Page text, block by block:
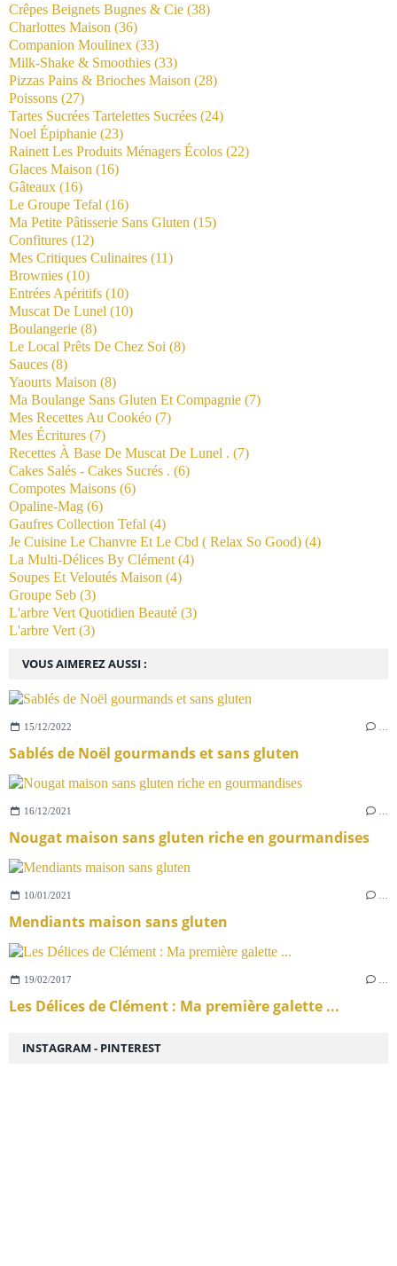
VOUS AIMEREZ AUSSI :
15/12/2022
Sablés de Noël gourmands et sans gluten
16/12/2021
Nougat maison sans gluten riche en gourmandises
10/01/2021
Mendiants maison sans gluten
19/02/2017
Les Délices de Clément : Ma première galette ...
Crêpes Beignets Bugnes & Cie (38)
Charlottes Maison (36)
Companion Moulinex (33)
Milk-Shake & Smoothies (33)
Pizzas Pains & Brioches Maison (28)
Poissons (27)
Tartes Sucrées Tartelettes Sucrées (24)
Noel Épiphanie (23)
Rainett Les Produits Ménagers Écolos (22)
Glaces Maison (16)
Gâteaux (16)
Le Groupe Tefal (16)
Ma Petite Pâtisserie Sans Gluten (15)
Confitures (12)
Mes Critiques Culinaires (11)
Brownies (10)
Entrées Apéritifs (10)
Muscat De Lunel (10)
Boulangerie (8)
Le Local Prêts De Chez Soi (8)
Sauces (8)
Yaourts Maison (8)
Ma Boulange Sans Gluten Et Compagnie (7)
Mes Recettes Au Cookéo (7)
Mes Écritures (7)
Recettes À Base De Muscat De Lunel . (7)
Cakes Salés - Cakes Sucrés . (6)
Compotes Maisons (6)
Opaline-Mag (6)
Gaufres Collection Tefal (4)
Je Cuisine Le Chanvre Et Le Cbd ( Relax So Good) (4)
La Multi-Délices By Clément (4)
Soupes Et Veloutés Maison (4)
Groupe Seb (3)
L'arbre Vert Quotidien Beauté (3)
L'arbre Vert (3)
INSTAGRAM - PINTEREST